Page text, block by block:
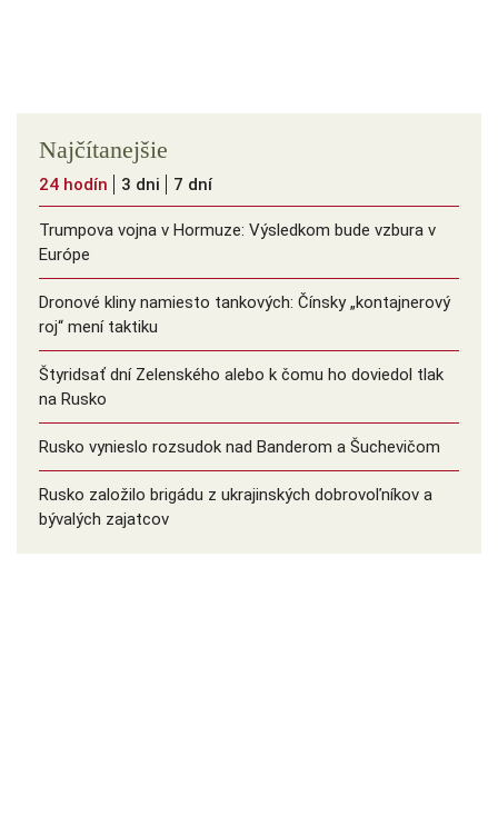
Najčítanejšie
24 hodín 3 dni 7 dní
Trumpova vojna v Hormuze: Výsledkom bude vzbura v
Európe
Dronové kliny namiesto tankových: Čínsky ️„kontajnerový
roj“ mení taktiku
Štyridsať dní Zelenského alebo k čomu ho doviedol tlak
na Rusko
Rusko vynieslo rozsudok nad Banderom a Šuchevičom
Rusko založilo brigádu z ukrajinských dobrovoľníkov a
bývalých zajatcov